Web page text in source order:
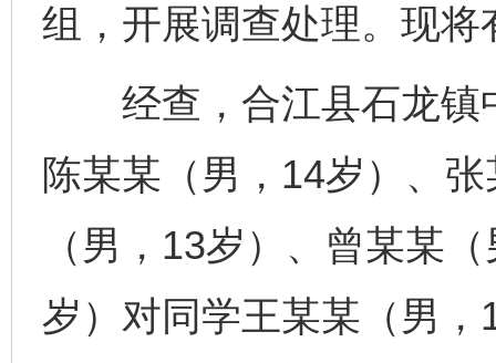
组，开展调查处理。现
经查，合江县石龙镇
陈某某（男，14岁）、
（男，13岁）、曾某某
岁）对同学王某某（男